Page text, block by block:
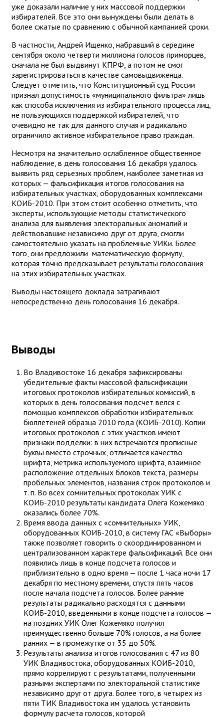
уже доказали наличие у них массовой поддержки
избирателей. Все это они вынуждены были делать в
более сжатые по сравнению с обычной кампанией сроки.
В частности, Андрей Ищенко, набравший в середине
сентября около четверти миллиона голосов приморцев,
сначала не был выдвинут КПРФ, а потом не смог
зарегистрироваться в качестве самовыдвиженца.
Следует отметить, что Конституционный суд России
признал допустимость «муниципального фильтра» лишь
как способа исключения из избирательного процесса лиц,
не пользующихся поддержкой избирателей, что
очевидно не так для данного случая и радикально
ограничило активное избирательное право граждан.
Несмотря на значительно ослабленное общественное
наблюдение, в день голосования 16 декабря удалось
выявить ряд серьезных проблем, наиболее заметная из
которых — фальсификация итогов голосования на
избирательных участках, оборудованных комплексами
КОИБ-2010. При этом стоит особенно отметить, что
эксперты, использующие методы статистического
анализа для выявления электоральных аномалий и
действовавшие независимо друг от друга, смогли
самостоятельно указать на проблемные УИКи. Более
того, они предложили математическую формулу,
которая точно предсказывает результаты голосования
на этих избирательных участках.
Выводы настоящего доклада затрагивают
непосредственно день голосования 16 декабря.
Выводы
Во Владивостоке 16 декабря зафиксированы
убедительные факты массовой фальсификации
итоговых протоколов избирательных комиссий, в
которых в день голосования подсчет велся с
помощью комплексов обработки избирательных
бюллетеней образца 2010 года (КОИБ-2010). Копии
итоговых протоколов с этих участков имеют
признаки подделки: в них встречаются прописные
буквы вместо строчных, отличается качество
шрифта, метрика используемого шрифта, взаимное
расположение отдельных блоков текста, размеры
пробельных элементов, названия строк протоколов и
т. п. Во всех сомнительных протоколах УИК с
КОИБ-2010 результаты кандидата Олега Кожемяко
оказались более 70%.
Время ввода данных с «сомнительных» УИК,
оборудованных КОИБ-2010, в систему ГАС «Выборы»
также позволяет говорить о скоординированном и
централизованном характере фальсификаций. Все они
появились лишь в конце подсчета голосов и
приблизительно в одно время — после 1 часа ночи 17
декабря по местному времени, спустя пять часов
после начала подсчета голосов. Более ранние
результаты радикально расходятся с данными
КОИБ-2010, введенными в конце подсчета голосов —
на поздних УИК Олег Кожемяко получил
преимущественно больше 70% голосов, а на более
ранних — в промежутке от 35 до 50%.
Результаты анализа итогов голосования с 47 из 80
УИК Владивостока, оборудованных КОИБ-2010,
прямо коррелируют с результатами, полученными
разными экспертами по электоральной статистике
независимо друг от друга. Более того, в четырех из
пяти ТИК Владивостока им удалось установить
формулу расчета голосов, которой